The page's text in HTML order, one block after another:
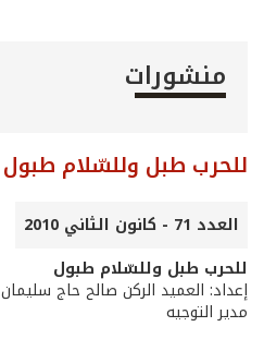
منشورات
للحرب طبل وللسّلام طبول
العدد 71 - كانون الثاني 2010
للحرب طبل وللسّلام طبول
إعداد: العميد الركن صالح حاج سليمان
مدير التوجيه